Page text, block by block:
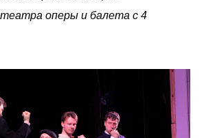
оперы и балета с 4